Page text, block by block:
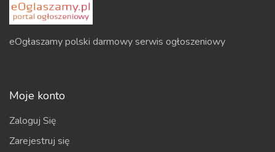
eOgłaszamy polski darmowy serwis ogłoszeniowy
Moje konto
Zaloguj Się
Zarejestruj się